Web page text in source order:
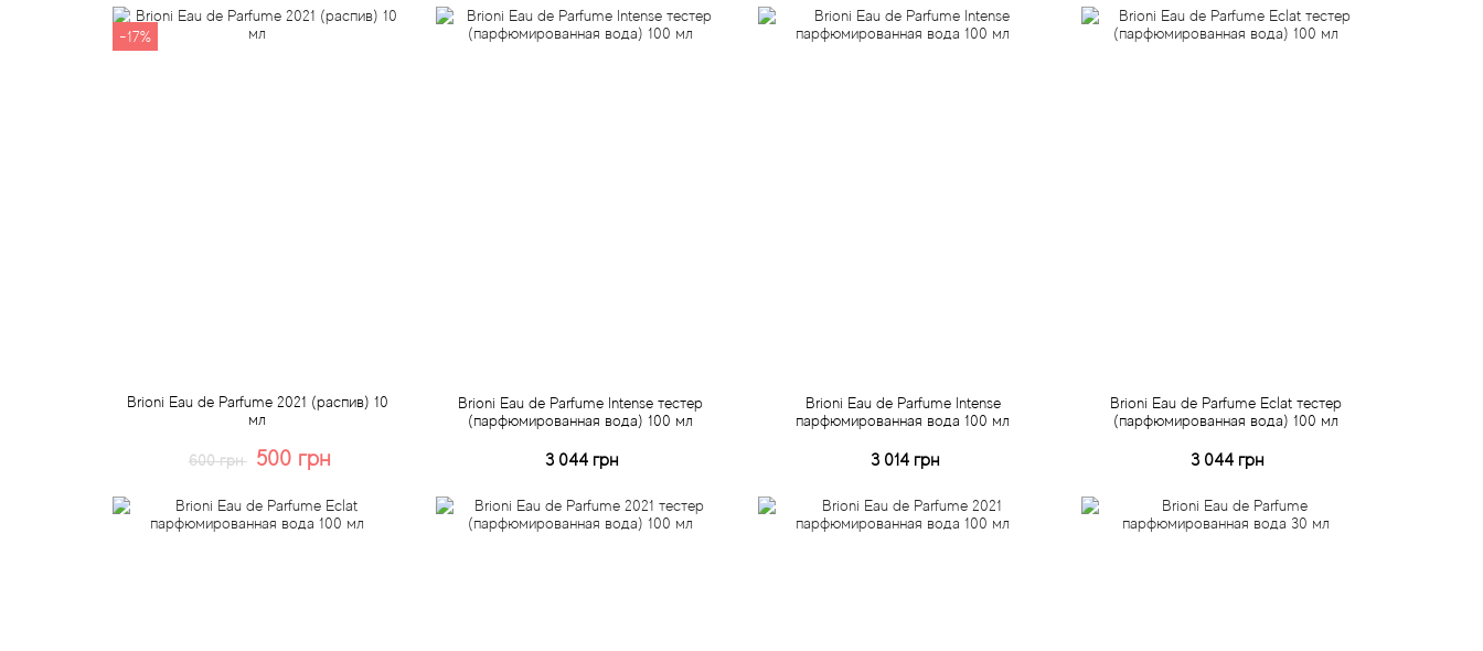
Быстрый заказ Быстрый заказ Быстрый заказ Быстрый заказ
-17%
Brioni Eau de Parfume 2021 (распив) 10
мл
600 грн 500 грн
Быстрый заказ
Brioni Eau de Parfume Intense тестер
(парфюмированная вода) 100 мл
3 044 грн
Быстрый заказ
Brioni Eau de Parfume Intense
парфюмированная вода 100 мл
3 014 грн
Быстрый заказ
Brioni Eau de Parfume Eclat тестер
(парфюмированная вода) 100 мл
3 044 грн
Быстрый заказ